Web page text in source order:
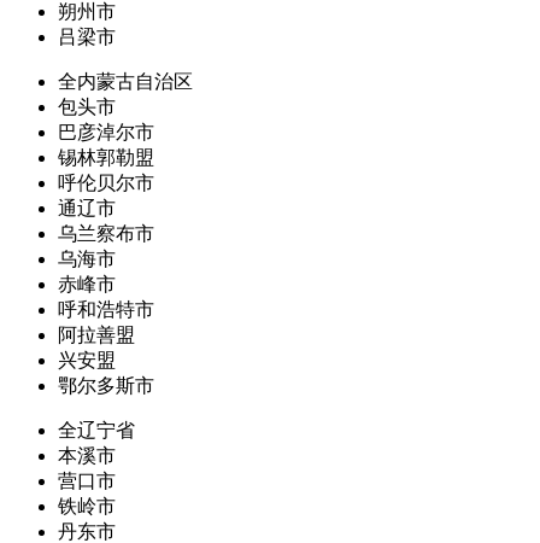
朔州市
吕梁市
全内蒙古自治区
包头市
巴彦淖尔市
锡林郭勒盟
呼伦贝尔市
通辽市
乌兰察布市
乌海市
赤峰市
呼和浩特市
阿拉善盟
兴安盟
鄂尔多斯市
全辽宁省
本溪市
营口市
铁岭市
丹东市